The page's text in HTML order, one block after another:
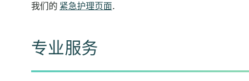
我们的 紧急护理页面.
专业服务